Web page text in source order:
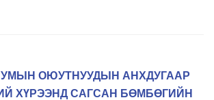
ОЮУТНУУДЫН АНХДУГААР
ХҮРЭЭНД САГСАН БӨМБӨГИЙН